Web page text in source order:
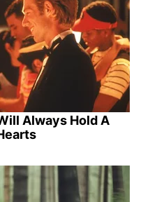
Always Hold A